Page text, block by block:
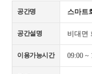
공간명 스마트
공간설명 비대면
이용가능시간 09:00 ~